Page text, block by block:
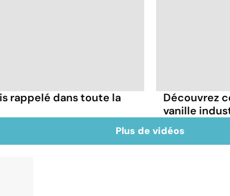
rappelé dans toute la
Découvrez
vanille
Plus de vidéos